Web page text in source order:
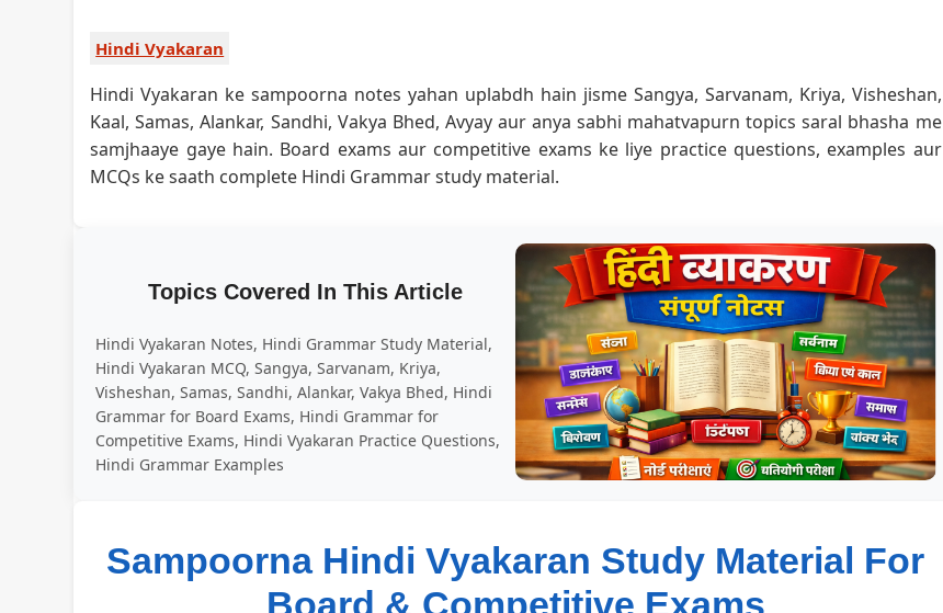
Hindi Vyakaran
Hindi Vyakaran ke sampoorna notes yahan uplabdh hain jisme Sangya, Sarvanam, Kriya, Visheshan,
Kaal, Samas, Alankar, Sandhi, Vakya Bhed, Avyay aur anya sabhi mahatvapurn topics saral bhasha me
samjhaaye gaye hain. Board exams aur competitive exams ke liye practice questions, examples aur
MCQs ke saath complete Hindi Grammar study material.
Topics Covered In This Article
Hindi Vyakaran Notes, Hindi Grammar Study Material,
Hindi Vyakaran MCQ, Sangya, Sarvanam, Kriya,
Visheshan, Samas, Sandhi, Alankar, Vakya Bhed, Hindi
Grammar for Board Exams, Hindi Grammar for
Competitive Exams, Hindi Vyakaran Practice Questions,
Hindi Grammar Examples
Sampoorna Hindi Vyakaran Study Material For